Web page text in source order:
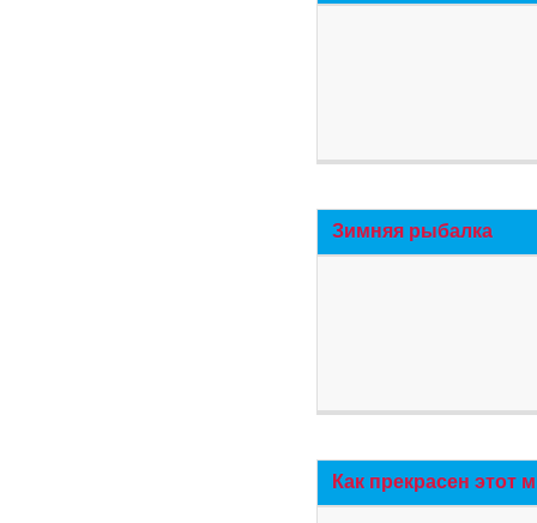
Зимняя рыбалка
Как прекрасен этот